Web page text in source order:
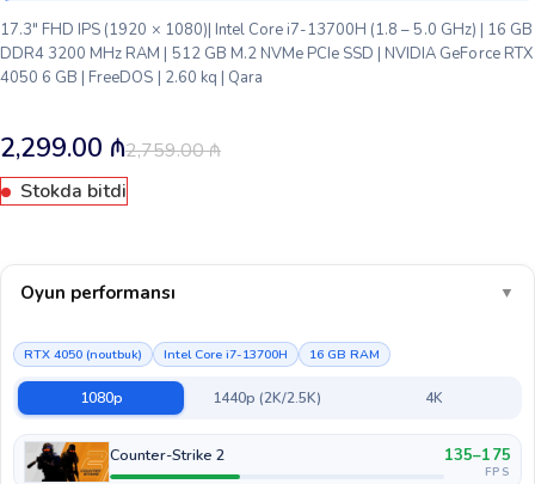
17.3″ FHD IPS (1920 × 1080)| Intel Core i7-13700H (1.8 – 5.0 GHz) | 16 GB
DDR4 3200 MHz RAM | 512 GB M.2 NVMe PCIe SSD | NVIDIA GeForce RTX
4050 6 GB | FreeDOS | 2.60 kq | Qara
2,759.00₼
2,299.00 ₼
Stokda bitdi
Oyun performansı ▼
RTX 4050 (noutbuk) Intel Core i7-13700H 16 GB RAM
1080p 1440p (2K/2.5K) 4K
Counter-Strike 2 135–175
FPS